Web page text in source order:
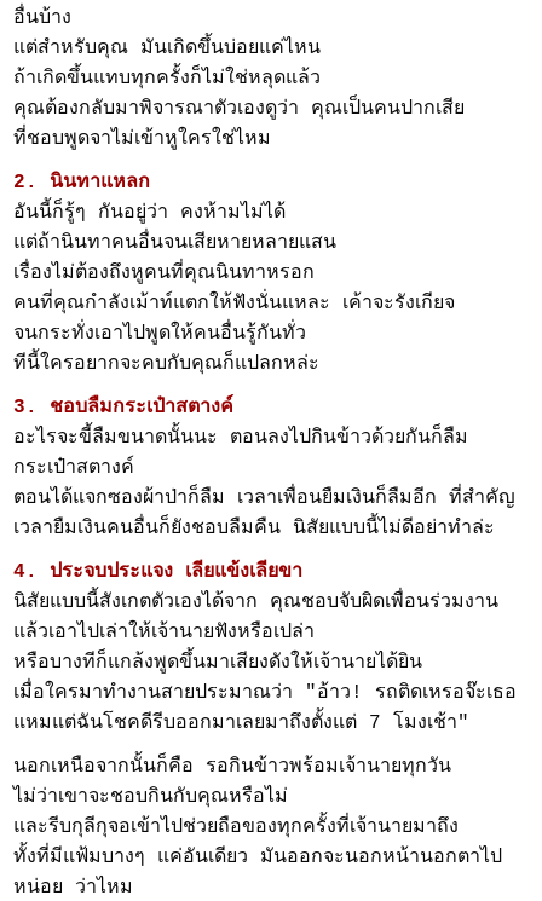
อื่นบ้าง
แต่สำหรับคุณ มันเกิดขึ้นบ่อยแค่ไหน
ถ้าเกิดขึ้นแทบทุกครั้งก็ไม่ใช่หลุดแล้ว
คุณต้องกลับมาพิจารณาตัวเองดูว่า คุณเป็นคนปากเสีย
ที่ชอบพูดจาไม่เข้าหูใครใช่ไหม
2. นินทาแหลก
อันนี้ก็รู้ๆ กันอยู่ว่า คงห้ามไม่ได้
แต่ถ้านินทาคนอื่นจนเสียหายหลายแสน
เรื่องไม่ต้องถึงหูคนที่คุณนินทาหรอก
คนที่คุณกำลังเม้าท์แตกให้ฟังนั่นแหละ เค้าจะรังเกียจ
จนกระทั่งเอาไปพูดให้คนอื่นรู้กันทั่ว
ทีนี้ใครอยากจะคบกับคุณก็แปลกหล่ะ
3. ชอบลืมกระเป๋าสตางค์
อะไรจะขี้ลืมขนาดนั้นนะ ตอนลงไปกินข้าวด้วยกันก็ลืม
กระเป๋าสตางค์
ตอนได้แจกซองผ้าป่าก็ลืม เวลาเพื่อนยืมเงินก็ลืมอีก ที่สำคัญ
เวลายืมเงินคนอื่นก็ยังชอบลืมคืน นิสัยแบบนี้ไม่ดีอย่าทำล่ะ
4. ประจบประแจง เลียแข้งเลียขา
นิสัยแบบนี้สังเกตตัวเองได้จาก คุณชอบจับผิดเพื่อนร่วมงาน
แล้วเอาไปเล่าให้เจ้านายฟังหรือเปล่า
หรือบางทีก็แกล้งพูดขึ้นมาเสียงดังให้เจ้านายได้ยิน
เมื่อใครมาทำงานสายประมาณว่า "อ้าว! รถติดเหรอจ๊ะเธอ
แหมแต่ฉันโชคดีรีบออกมาเลยมาถึงตั้งแต่ 7 โมงเช้า"
นอกเหนือจากนั้นก็คือ รอกินข้าวพร้อมเจ้านายทุกวัน
ไม่ว่าเขาจะชอบกินกับคุณหรือไม่
และรีบกุลีกุจอเข้าไปช่วยถือของทุกครั้งที่เจ้านายมาถึง
ทั้งที่มีแฟ้มบางๆ แค่อันเดียว มันออกจะนอกหน้านอกตาไป
หน่อย ว่าไหม